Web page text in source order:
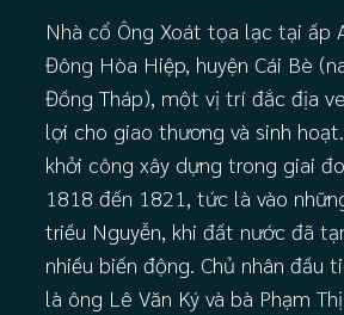
Nhà cổ Ông Xoát tọa lạc tại ấp
Đông Hòa Hiệp, huyện Cái Bè
Đồng Tháp), một vị trí đắc địa
lợi cho giao thương và sinh
khởi công xây dựng trong giai
1818 đến 1821, tức là vào
triều Nguyễn, khi đất nước đã
nhiều biến động. Chủ nhân đầu
là ông Lê Văn Ký và bà Phạm